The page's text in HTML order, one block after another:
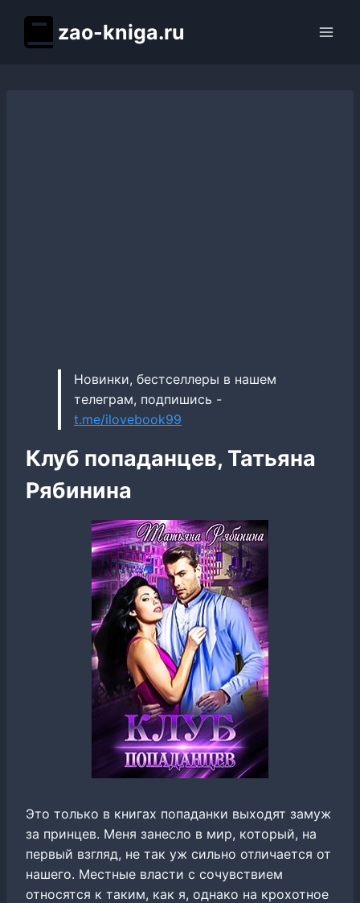
содержимому
zao-kniga.ru
Новинки, бестселлеры в нашем
телеграм, подпишись -
t.me/ilovebook99
Клуб попаданцев, Татьяна
Рябинина
Это только в книгах попаданки выходят замуж
за принцев. Меня занесло в мир, который, на
первый взгляд, не так уж сильно отличается от
нашего. Местные власти с сочувствием
относятся к таким, как я, однако на крохотное